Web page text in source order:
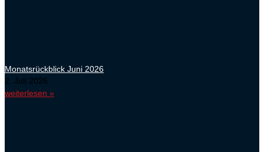
Monatsrückblick Juni 2026
2. Juli 2026
weiterlesen »